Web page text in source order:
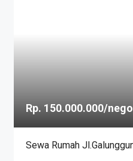
Rp. 150.000.000/nego